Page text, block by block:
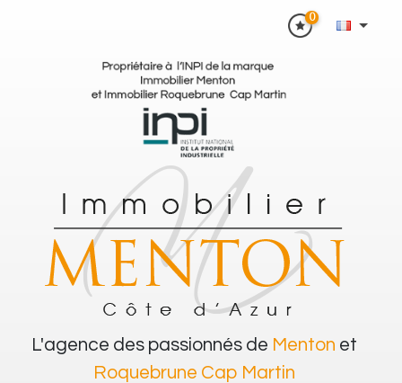
L'agence des passionnés de Menton et
Roquebrune Cap Martin
0